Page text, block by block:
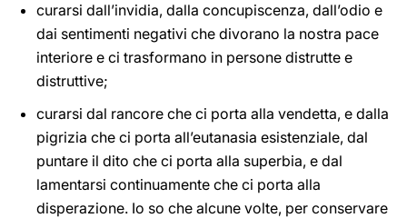
curarsi dall’invidia, dalla concupiscenza, dall’odio e
dai sentimenti negativi che divorano la nostra pace
interiore e ci trasformano in persone distrutte e
distruttive;
curarsi dal rancore che ci porta alla vendetta, e dalla
pigrizia che ci porta all’eutanasia esistenziale, dal
puntare il dito che ci porta alla superbia, e dal
lamentarsi continuamente che ci porta alla
disperazione. Io so che alcune volte, per conservare